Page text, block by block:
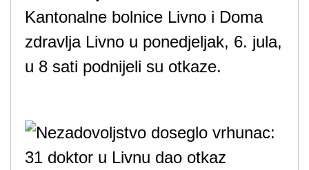
Kantonalne bolnice Livno i Doma
zdravlja Livno u ponedjeljak, 6. jula,
u 8 sati podnijeli su otkaze.